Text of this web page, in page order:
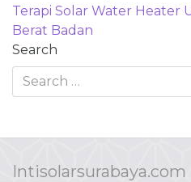
Terapi Solar Water
Berat Badan
Search
Intisolarsurabaya.com